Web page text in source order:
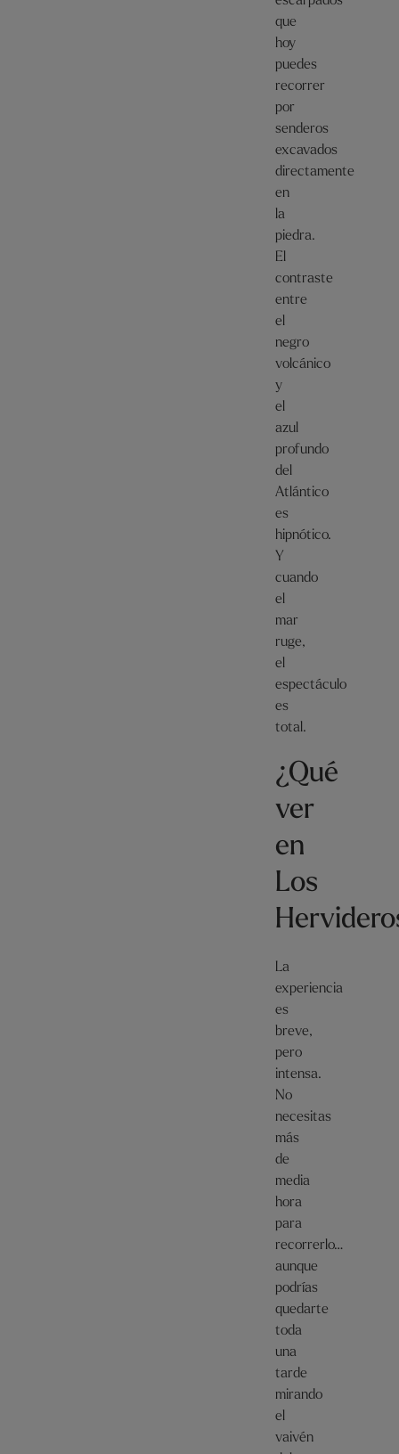
que
hoy
puedes
recorrer
por
senderos
excavados
directamente
en
la
piedra.
El
contraste
entre
el
negro
volcánico
y
el
azul
profundo
del
Atlántico
es
hipnótico.
Y
cuando
el
mar
ruge,
el
espectáculo
es
total.
¿Qué
ver
en
Los
La
experiencia
es
breve,
pero
intensa.
No
necesitas
más
de
media
hora
para
recorrerlo…
aunque
podrías
quedarte
toda
una
tarde
mirando
el
vaivén